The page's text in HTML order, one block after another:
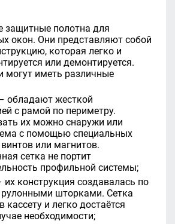
защитные полотна для
окон. Они представляют собой
которая легко и
или демонтируется.
могут иметь различные
обладают жесткой
с рамой по периметру.
их можно снаружи или
с помощью специальных
или магнитов.
сетка не портит
профильной системы;
их конструкция создавалась по
рулонными шторками. Сетка
кассету и легко достаётся
необходимости;